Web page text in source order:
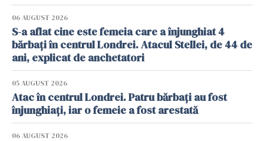
06 AUGUST 2026
S-a aflat cine este femeia care a înjunghiat 4
bărbați în centrul Londrei. Atacul Stellei, de 44 de
ani, explicat de anchetatori
05 AUGUST 2026
Atac în centrul Londrei. Patru bărbați au fost
înjunghiați, iar o femeie a fost arestată
06 AUGUST 2026